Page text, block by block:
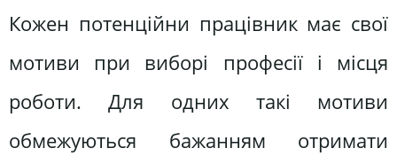
Кожен потенційни працівник має свої
мотиви при виборі професії і місця
роботи. Для одних такі мотиви
обмежуються бажанням отримати